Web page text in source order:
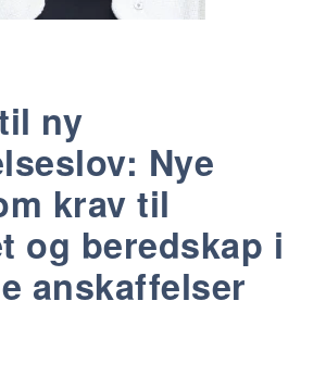
ny
Nye
krav til
og beredskap i
anskaffelser